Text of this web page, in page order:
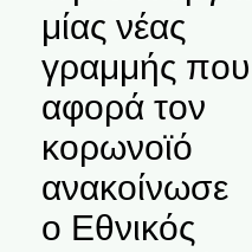
μίας νέας
γραμμής που
αφορά τον
κορωνοϊό
ανακοίνωσε
ο Εθνικός